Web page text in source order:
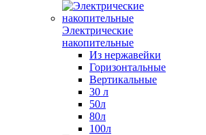
Электрические
накопительные
Из нержавейки
Горизонтальные
Вертикальные
30 л
50л
80л
100л